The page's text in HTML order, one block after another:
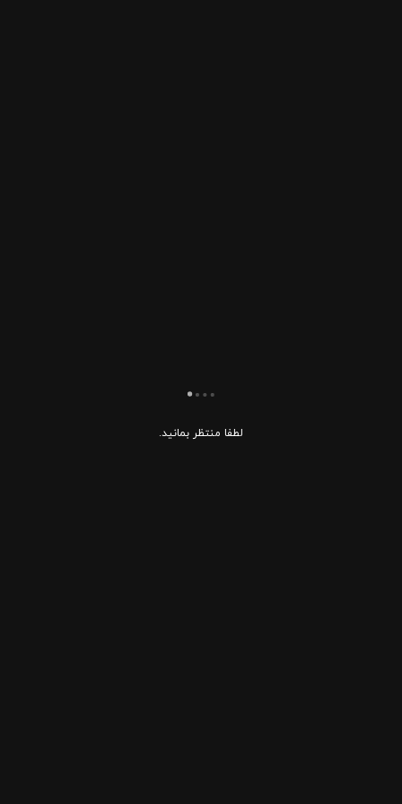
لطفا منتظر بمانید.